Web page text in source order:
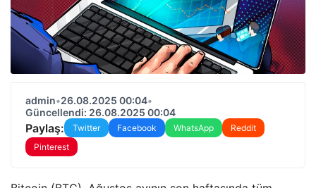
admin•26.08.2025 00:04•
Güncellendi: 26.08.2025 00:04
Paylaş: Twitter Facebook WhatsApp
Reddit
Pinterest